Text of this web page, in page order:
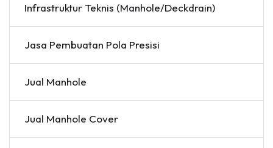
Infrastruktur Teknis (Manhole/Deckdrain)
Jasa Pembuatan Pola Presisi
Jual Manhole
Jual Manhole Cover